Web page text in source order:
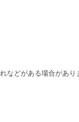
などがある場合があり